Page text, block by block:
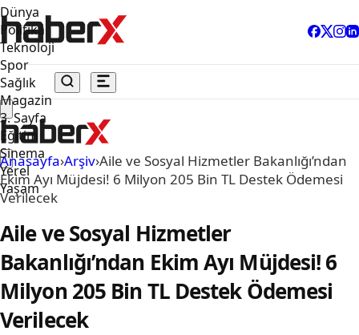
Dünya
Politika
Teknoloji
Spor
Sağlık
Magazin
3. Sayfa
Eğitim
Sinema
Yerel
Yaşam
Anasayfa›Arşiv›Aile ve Sosyal Hizmetler Bakanlığı’ndan
Ekim Ayı Müjdesi! 6 Milyon 205 Bin TL Destek Ödemesi
Verilecek
Aile ve Sosyal Hizmetler
Bakanlığı’ndan Ekim Ayı Müjdesi! 6
Milyon 205 Bin TL Destek Ödemesi
Verilecek